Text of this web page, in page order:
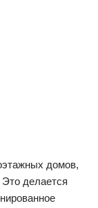
домов,
делается